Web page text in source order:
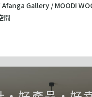
Gallery / MOODI
間